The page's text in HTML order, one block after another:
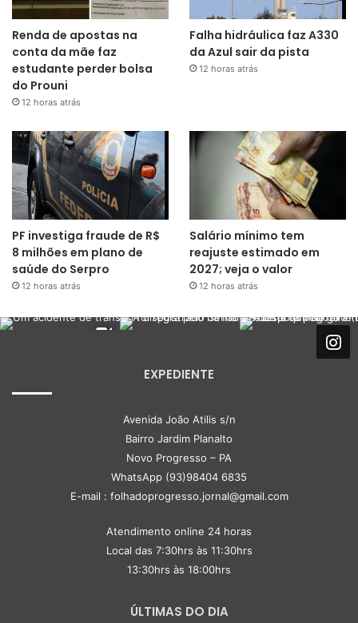
Renda de apostas na
conta da mãe faz
estudante perder bolsa
do Prouni
12 horas atrás
Falha hidráulica faz A330
da Azul sair da pista
12 horas atrás
PF investiga fraude de R$
8 milhões em plano de
saúde do Serpro
12 horas atrás
Salário mínimo tem
reajuste estimado em
2027; veja o valor
12 horas atrás
EXPEDIENTE
Avenida João Atilis s/n
Bairro Jardim Planalto
Novo Progresso – PA
WhatsApp (93)98404 6835
E-mail : folhadoprogresso.jornal@gmail.com
Atendimento online 24 horas
Local das 7:30hrs às 11:30hrs
13:30hrs às 18:00hrs
ÚLTIMAS DO DIA